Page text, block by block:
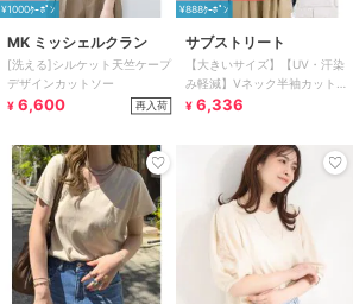
¥1000ｸｰﾎﾟﾝ
MK ミッシェルクラン
[洗える]シルケット天竺ケープ
デザインカットソー
¥ 6,600 再入荷
¥888ｸｰﾎﾟﾝ
サブストリート
【大きいサイズ】【UV・汗染
み軽減】Vネック半袖カットソ
ー
¥ 6,336